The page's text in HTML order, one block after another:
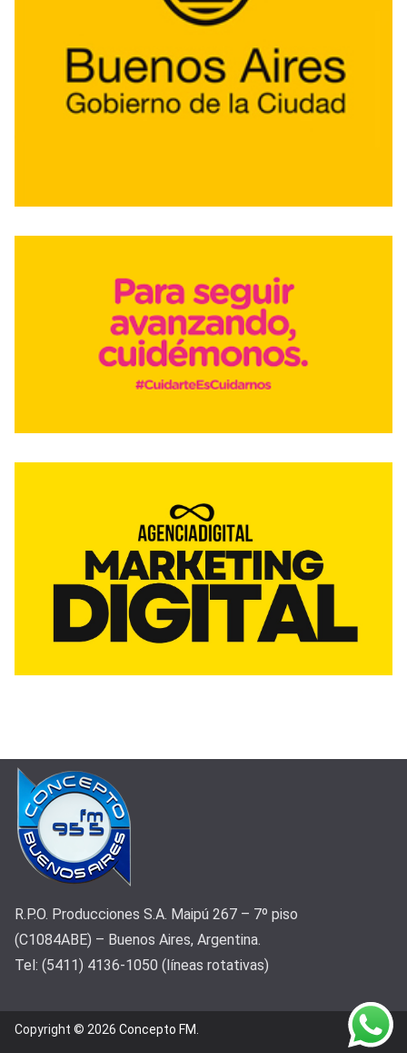
R.P.O. Producciones S.A. Maipú 267 – 7º piso
(C1084ABE) – Buenos Aires, Argentina.
Tel: (5411) 4136-1050 (líneas rotativas)
Copyright © 2026 Concepto FM